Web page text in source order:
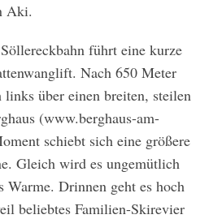
Aki.
führt eine kurze
Nach 650 Meter
über einen breiten, steilen
(www.berghaus-am-
schiebt sich eine größere
Gleich wird es ungemütlich
Warme. Drinnen geht es hoch
beliebtes Familien-Skirevier